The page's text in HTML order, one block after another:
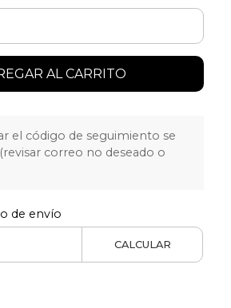
AL CARRITO
el código de seguimiento se
correo no deseado o
de envío
CALCULAR